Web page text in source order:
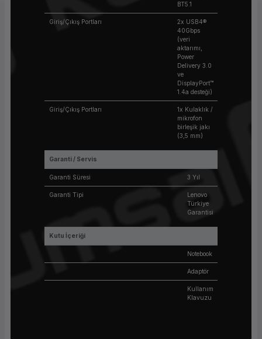
BT5.1
Giriş/Çıkış Portları
2x USB4®
40Gbps
(veri
aktarımı,
Power
Delivery 3.0
ve
DisplayPort™
1.4a desteği)
Giriş/Çıkış Portları
1x Kulaklık /
mikrofon
birleşik jakı
(3,5 mm)
Garanti / Servis
Garanti Süresi 3 Yıl
Garanti Tipi
Lenovo
Türkiye
Garantisi
Kutu İçeriği
Notebook
Adaptör
Kullanım
Klavuzu